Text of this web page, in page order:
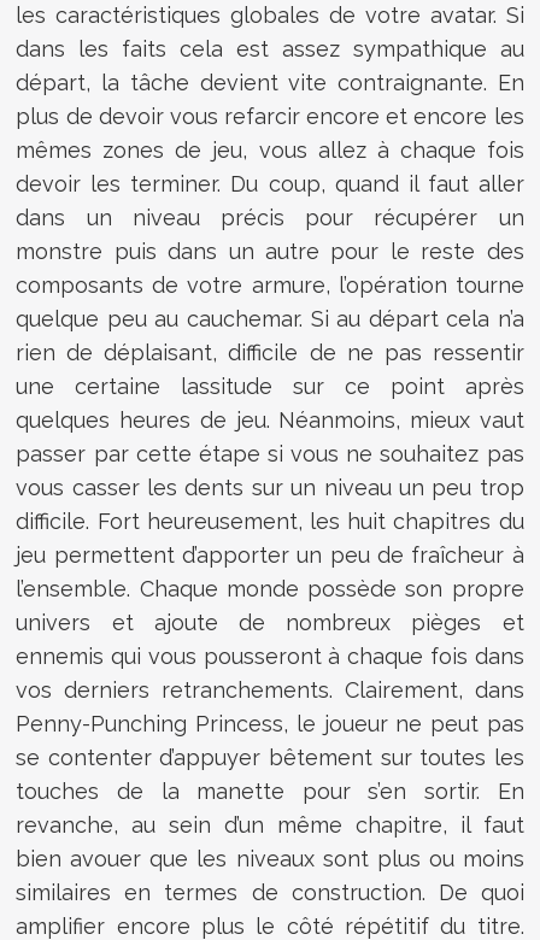
les caractéristiques globales de votre avatar. Si
dans les faits cela est assez sympathique au
départ, la tâche devient vite contraignante. En
plus de devoir vous refarcir encore et encore les
mêmes zones de jeu, vous allez à chaque fois
devoir les terminer. Du coup, quand il faut aller
dans un niveau précis pour récupérer un
monstre puis dans un autre pour le reste des
composants de votre armure, l’opération tourne
quelque peu au cauchemar. Si au départ cela n’a
rien de déplaisant, difficile de ne pas ressentir
une certaine lassitude sur ce point après
quelques heures de jeu. Néanmoins, mieux vaut
passer par cette étape si vous ne souhaitez pas
vous casser les dents sur un niveau un peu trop
difficile. Fort heureusement, les huit chapitres du
jeu permettent d’apporter un peu de fraîcheur à
l’ensemble. Chaque monde possède son propre
univers et ajoute de nombreux pièges et
ennemis qui vous pousseront à chaque fois dans
vos derniers retranchements. Clairement, dans
Penny-Punching Princess, le joueur ne peut pas
se contenter d’appuyer bêtement sur toutes les
touches de la manette pour s’en sortir. En
revanche, au sein d’un même chapitre, il faut
bien avouer que les niveaux sont plus ou moins
similaires en termes de construction. De quoi
amplifier encore plus le côté répétitif du titre.